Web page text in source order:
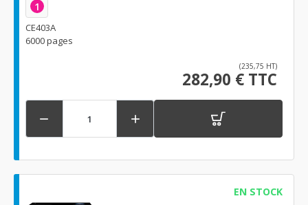
1
CE403A
6000 pages
(235,75 HT)
282,90 € TTC
 
EN STOCK